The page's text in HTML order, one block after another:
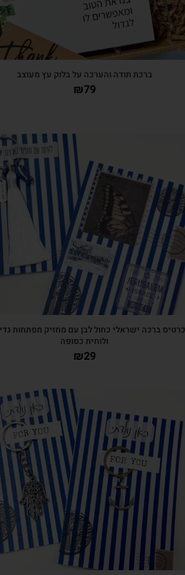
ברכת תודה והערכה על בלוק עץ מעוצב
₪79
צפייה מהירה
כרטיס ברכה ישראלי כחול לבן עם מחזיק מפתחות
ולוחית כסופה
₪29
צפייה מהירה